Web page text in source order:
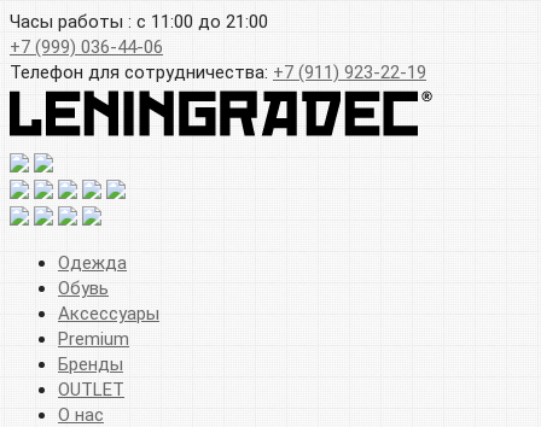
Часы работы : с 11:00 до 21:00
+7 (999) 036-44-06
Телефон для сотрудничества: +7 (911) 923-22-19
Одежда
Обувь
Аксессуары
Premium
Бренды
OUTLET
О нас